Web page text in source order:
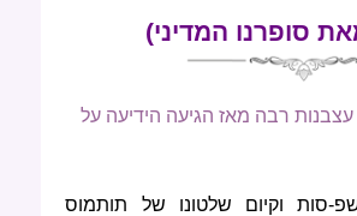
סופרנו המדיני)
רבה מאז הגיעה הידיעה על
סות וקיום שלטונו של תותמוס